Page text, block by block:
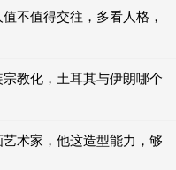
不值得交往，多看人格，
教化，土耳其与伊朗哪个
术家，他这造型能力，够